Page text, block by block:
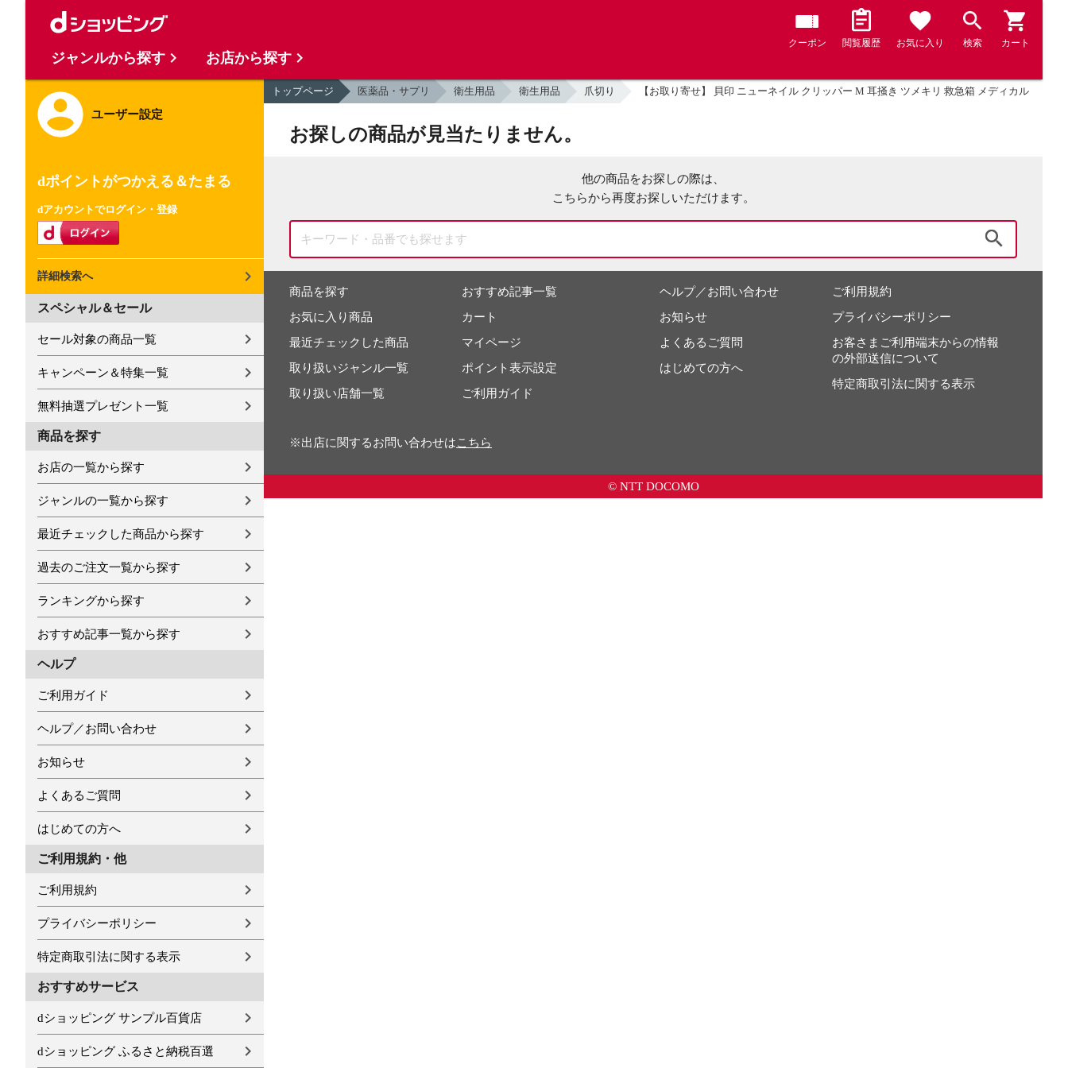
クーポン 閲覧履歴 お気に入り 検索 カート
ユーザー設定
dポイントがつかえる＆たまる
dアカウントでログイン・登録
詳細検索へ
スペシャル＆セール
セール対象の商品一覧
キャンペーン＆特集一覧
無料抽選プレゼント一覧
商品を探す
お店の一覧から探す
ジャンルの一覧から探す
最近チェックした商品から探す
過去のご注文一覧から探す
ランキングから探す
おすすめ記事一覧から探す
ヘルプ
ご利用ガイド
ヘルプ／お問い合わせ
お知らせ
よくあるご質問
はじめての方へ
ご利用規約・他
ご利用規約
プライバシーポリシー
特定商取引法に関する表示
おすすめサービス
dショッピング サンプル百貨店
dショッピング ふるさと納税百選
トップページ 医薬品・サプリ 衛生用品 衛生用品 爪切り 【お取り寄せ】 貝印 ニューネイル クリッパー M 耳掻き ツメキリ 救急箱 メディカル
お探しの商品が見当たりません。
他の商品をお探しの際は、
こちらから再度お探しいただけます。
商品を探す
お気に入り商品
最近チェックした商品
取り扱いジャンル一覧
取り扱い店舗一覧
おすすめ記事一覧
カート
マイページ
ポイント表示設定
ご利用ガイド
ヘルプ／お問い合わせ
お知らせ
よくあるご質問
はじめての方へ
ご利用規約
プライバシーポリシー
お客さまご利用端末からの情報
の外部送信について
特定商取引法に関する表示
※出店に関するお問い合わせはこちら
© NTT DOCOMO
ジャンルから探す お店から探す